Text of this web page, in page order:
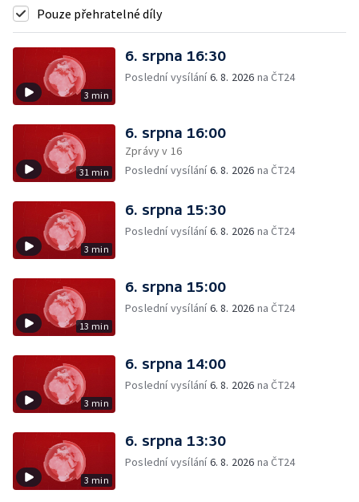
Pouze přehratelné díly
3 min
6. srpna 16:30
Poslední vysílání6. 8. 2026 na ČT24
31 min
6. srpna 16:00
Zprávy v 16
Poslední vysílání6. 8. 2026 na ČT24
3 min
6. srpna 15:30
Poslední vysílání6. 8. 2026 na ČT24
13 min
6. srpna 15:00
Poslední vysílání6. 8. 2026 na ČT24
3 min
6. srpna 14:00
Poslední vysílání6. 8. 2026 na ČT24
3 min
6. srpna 13:30
Poslední vysílání6. 8. 2026 na ČT24